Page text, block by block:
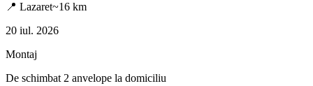
📍 Lazaret~16 km
20 iul. 2026
Montaj
De schimbat 2 anvelope la domiciliu